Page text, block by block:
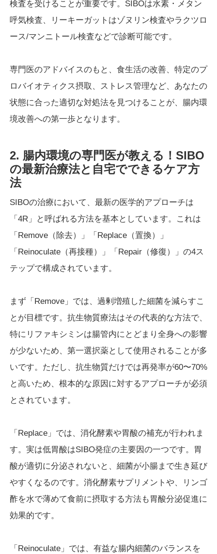
検査を受けることが重要です。SIBOは水素・メタン
呼気検査、リーキーガットはゾヌリン検査やラクツロ
ース/マンニトール検査などで診断可能です。
専門医のアドバイスのもと、食生活の改善、特定のプ
ロバイオティクス摂取、ストレス管理など、あなたの
状態に合った適切な対処法を見つけることが、腸内環
境改善への第一歩となります。
2. 腸内環境の専門医が教える！SIBO
の最新治療法と自宅でできるケア方
法
SIBOの治療において、最新の医学的アプローチは
「4R」と呼ばれる方法を基本としています。これは
「Remove（除去）」「Replace（置換）」
「Reinoculate（再接種）」「Repair（修復）」の4ス
テップで構成されています。
まず「Remove」では、過剰増殖した細菌を減らすこ
とが目標です。抗生物質療法はその代表的な方法で、
特にリファキシミンは腸管内にとどまり全身への影響
が少ないため、第一選択薬として使用されることが多
いです。ただし、抗生物質だけでは再発率が60〜70%
と高いため、根本的な原因に対するアプローチが必須
とされています。
「Replace」では、消化酵素や胃酸の補充が行われま
す。実は低胃酸はSIBO発症の主要因の一つです。胃
酸が適切に分泌されないと、細菌が小腸まで生き延び
やすくなるのです。消化酵素サプリメントや、リンゴ
酢を水で薄めて食前に摂取する方法も胃酸分泌促進に
効果的です。
「Reinoculate」では、有益な腸内細菌のバランスを